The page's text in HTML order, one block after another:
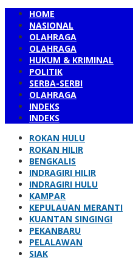
HOME
NASIONAL
OLAHRAGA
OLAHRAGA
HUKUM & KRIMINAL
POLITIK
SERBA-SERBI
OLAHRAGA
INDEKS
INDEKS
ROKAN HULU
ROKAN HILIR
BENGKALIS
INDRAGIRI HILIR
INDRAGIRI HULU
KAMPAR
KEPULAUAN MERANTI
KUANTAN SINGINGI
PEKANBARU
PELALAWAN
SIAK